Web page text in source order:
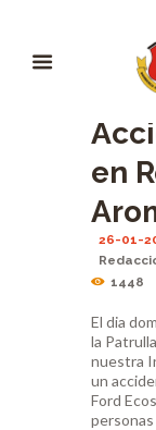
en
26-01-
1448
El dia
la
nuestra
un
Ford
personas